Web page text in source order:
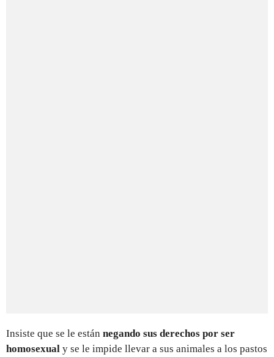
Insiste que se le están negando sus derechos por ser
homosexual y se le impide llevar a sus animales a los pastos